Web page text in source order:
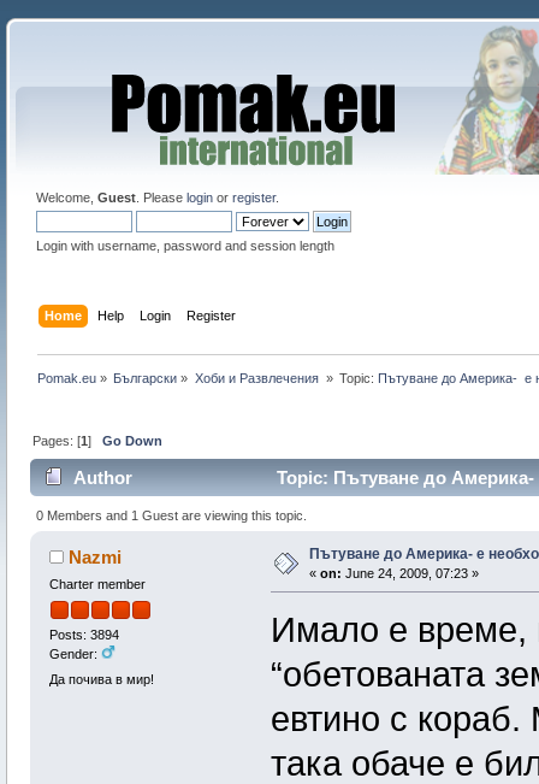
Welcome, Guest. Please loginor register.
Login with username, password and session length
Home Help Login Register
Pomak.eu » Български » Хоби и Развлечения » Topic: Пътуване до Америка-  е
Pages: [1]Go Down
Author Topic: Пътуване до
0 Members and 1 Guest are viewing this topic.
Nazmi
Charter member
Posts: 3894
Gender:
Да почива в мир!
Пътуване до Америка- е
« on: June 24, 2009, 07:23 »
Имало е време,
“обетованата
евтино с
така обаче е